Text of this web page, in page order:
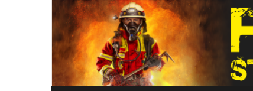
Skip
to
content